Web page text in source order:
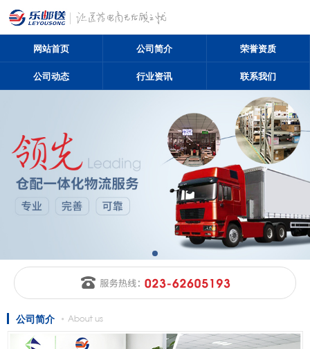
网站首页 公司简介 荣誉资质
公司动态 行业资讯 联系我们
公司简介